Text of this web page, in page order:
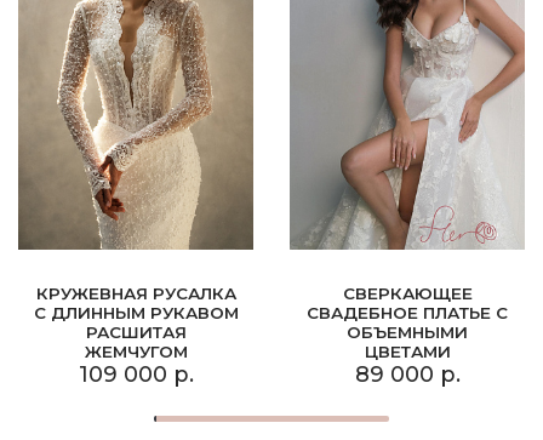
КРУЖЕВНАЯ РУСАЛКА
С ДЛИННЫМ РУКАВОМ
РАСШИТАЯ
ЖЕМЧУГОМ
109 000 р.
СВЕРКАЮЩЕЕ
СВАДЕБНОЕ ПЛАТЬЕ С
ОБЪЕМНЫМИ
ЦВЕТАМИ
89 000 р.